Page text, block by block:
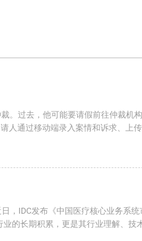
。过去，他可能要请假前往仲裁机
人通过移动端录入案情和诉求、上
，IDC发布《中国医疗核心业务系
的长期积累，更是其行业理解、技